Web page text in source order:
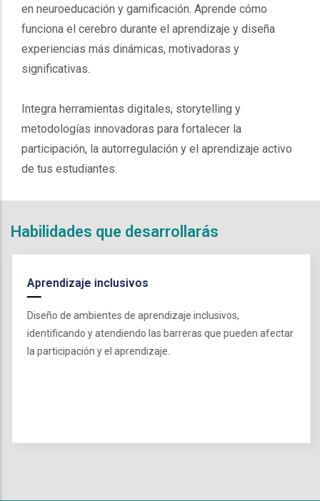
en neuroeducación y gamificación. Aprende cómo
funciona el cerebro durante el aprendizaje y diseña
experiencias más dinámicas, motivadoras y
significativas.
Integra herramientas digitales, storytelling y
metodologías innovadoras para fortalecer la
participación, la autorregulación y el aprendizaje activo
de tus estudiantes.
Habilidades que desarrollarás
Aprendizaje inclusivos
Diseño de ambientes de aprendizaje inclusivos,
identificando y atendiendo las barreras que pueden afectar
la participación y el aprendizaje.